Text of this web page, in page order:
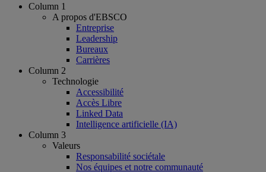
Column 1
A propos d'EBSCO
Entreprise
Leadership
Bureaux
Carrières
Column 2
Technologie
Accessibilité
Accès Libre
Linked Data
Intelligence artificielle (IA)
Column 3
Valeurs
Responsabilité sociétale
Nos équipes et notre communauté